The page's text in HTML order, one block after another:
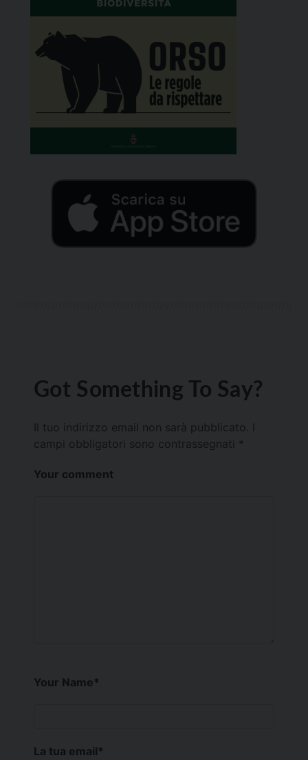
Got Something To Say?
Il tuo indirizzo email non sarà pubblicato.
campi obbligatori sono contrassegnati *
Your comment
Your Name*
La tua email*